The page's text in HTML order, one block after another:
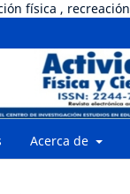
física ,
Acerca de